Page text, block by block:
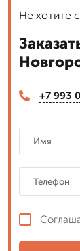
Не хотите
+7 993